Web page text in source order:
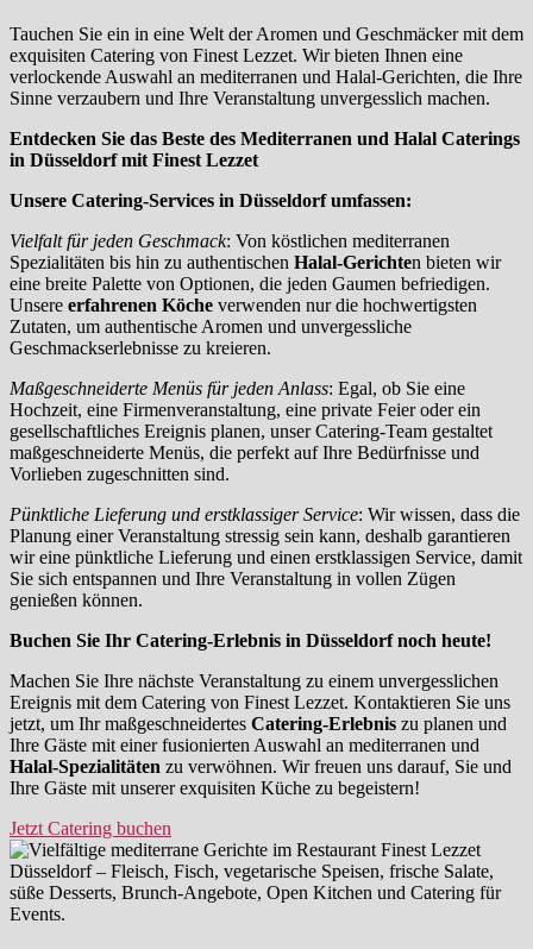
Tauchen Sie ein in eine Welt der Aromen und Geschmäcker mit dem
exquisiten Catering von Finest Lezzet. Wir bieten Ihnen eine
verlockende Auswahl an mediterranen und Halal-Gerichten, die Ihre
Sinne verzaubern und Ihre Veranstaltung unvergesslich machen.
Entdecken Sie das Beste des Mediterranen und Halal Caterings
in Düsseldorf mit Finest Lezzet
Unsere Catering-Services in Düsseldorf umfassen:
Vielfalt für jeden Geschmack: Von köstlichen mediterranen
Spezialitäten bis hin zu authentischen Halal-Gerichten bieten wir
eine breite Palette von Optionen, die jeden Gaumen befriedigen.
Unsere erfahrenen Köche verwenden nur die hochwertigsten
Zutaten, um authentische Aromen und unvergessliche
Geschmackserlebnisse zu kreieren.
Maßgeschneiderte Menüs für jeden Anlass: Egal, ob Sie eine
Hochzeit, eine Firmenveranstaltung, eine private Feier oder ein
gesellschaftliches Ereignis planen, unser Catering-Team gestaltet
maßgeschneiderte Menüs, die perfekt auf Ihre Bedürfnisse und
Vorlieben zugeschnitten sind.
Pünktliche Lieferung und erstklassiger Service: Wir wissen, dass die
Planung einer Veranstaltung stressig sein kann, deshalb garantieren
wir eine pünktliche Lieferung und einen erstklassigen Service, damit
Sie sich entspannen und Ihre Veranstaltung in vollen Zügen
genießen können.
Buchen Sie Ihr Catering-Erlebnis in Düsseldorf noch heute!
Machen Sie Ihre nächste Veranstaltung zu einem unvergesslichen
Ereignis mit dem Catering von Finest Lezzet. Kontaktieren Sie uns
jetzt, um Ihr maßgeschneidertes Catering-Erlebnis zu planen und
Ihre Gäste mit einer fusionierten Auswahl an mediterranen und
Halal-Spezialitäten zu verwöhnen. Wir freuen uns darauf, Sie und
Ihre Gäste mit unserer exquisiten Küche zu begeistern!
Jetzt Catering buchen